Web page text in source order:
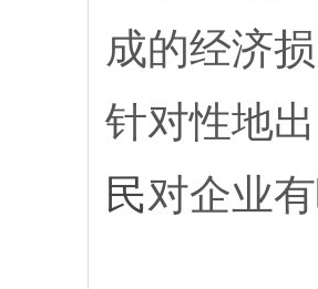
成的经济
针对性地
民对企业